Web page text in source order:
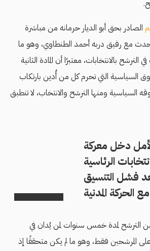
الصادر بحق أبو الديار حرمانه من مباشرة
مع رفيق دربه أحمد الطنطاوي، وهو ما
بالانتخابات، معتبرًا أن المادة الثانية
السياسية التي تحرم كل من أُدين بارتكاب
السياسية ومنها الترشح والانتخاب، لا تنطبق
دخل معركة
الرئاسية
فشل التنسيق
مع الحركة المدنية
من الترشح لمدة خمس سنوات لمن يُدان في
المرشحين فقط، وهو ما لم يكن متحققًا إذ